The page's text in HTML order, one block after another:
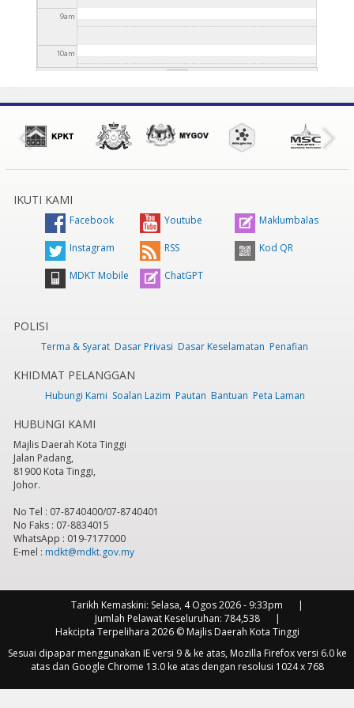
9am
10am
2pm
3pm
pm
6pm
8 pm
9 pm
11pm
IKUTI KAMI
Facebook Youtube Maklumbalas
Instagram RSS Kod QR
MDKT Mobile ChatGPT
POLISI
Terma & Syarat Dasar Privasi Dasar Keselamatan Penafian
KHIDMAT PELANGGAN
Hubungi Kami Soalan Lazim Pautan Bantuan Peta Laman
HUBUNGI KAMI
Majlis Daerah Kota Tinggi
Jalan Padang,
81900 Kota Tinggi,
Johor.
No Tel : 07-8740400/07-8740401
No Faks : 07-8834015
WhatsApp : 019-7177000
E-mel : mdkt@mdkt.gov.my
Tarikh Kemaskini: Selasa, 4 Ogos 2026 - 9:33pm
Jumlah Pelawat Keseluruhan: 784,538
Hakcipta Terpelihara 2026 © Majlis Daerah Kota Tinggi
Sesuai dipapar menggunakan IE versi 9 & ke atas, Mozilla Firefox versi 6.0 ke
atas dan Google Chrome 13.0 ke atas dengan resolusi 1024 x 768